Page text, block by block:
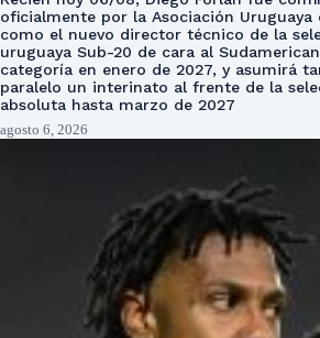
oficialmente por la Asociación Uruguaya
como el nuevo director técnico de la
uruguaya Sub-20 de cara al
categoría en enero de 2027, y asumirá
paralelo un interinato al frente de la
absoluta hasta marzo de 2027
agosto 6, 2026